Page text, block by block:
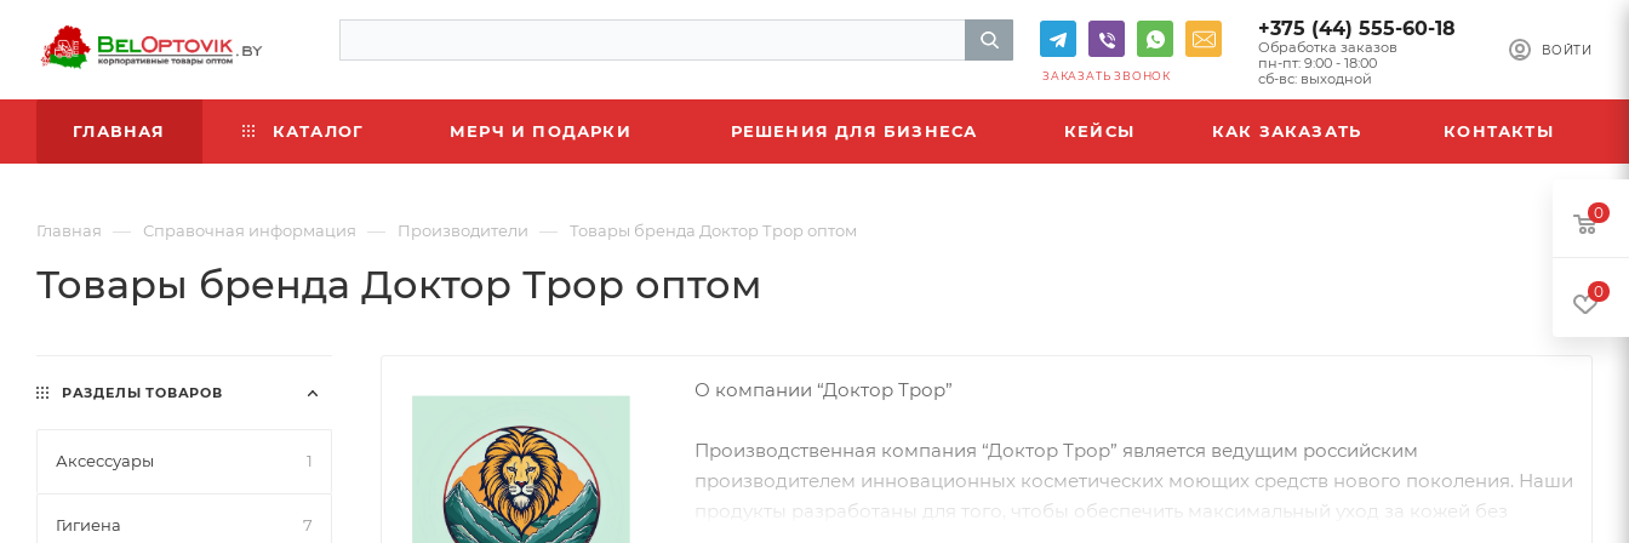
ВОЙТИ
+375 (44) 555-60-18
Обработка заказов
пн-пт: 9:00 - 18:00
сб-вс: выходной
ЗАКАЗАТЬ ЗВОНОК
ГЛАВНАЯ КАТАЛОГ МЕРЧ И ПОДАРКИ РЕШЕНИЯ ДЛЯ БИЗНЕСА КЕЙСЫ КАК ЗАКАЗАТЬ КОНТАКТЫ
Главная — Справочная информация — Производители — Товары бренда Доктор Трор оптом
Товары бренда Доктор Трор оптом
О компании “Доктор Трор”
Производственная компания “Доктор Трор” является ведущим российским
производителем инновационных косметических моющих средств нового поколения. Наши
продукты разработаны для того, чтобы обеспечить максимальный уход за кожей без
РАЗДЕЛЫ ТОВАРОВ
Аксессуары 1
Гигиена 7
0
0